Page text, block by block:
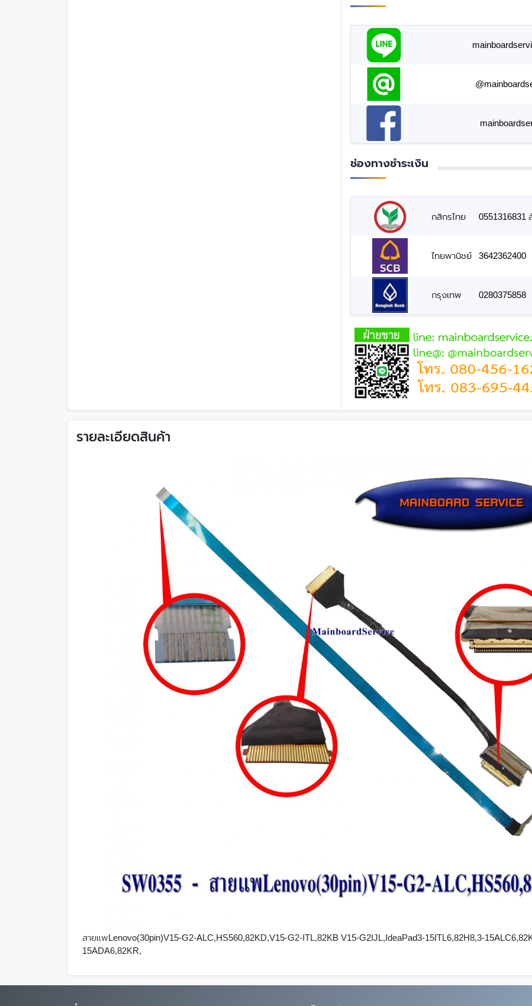
ช่องทางชำระเงิน
กสิกรไทย
ไทยพานิชย์ 3642362400
กรุงเทพ 0280375858
รายละเอียดสินค้า
สายแพLenovo(30pin)V15-G2-ALC,HS560,82KD,V15-G2-ITL,82KB V15-G2IJL,IdeaPad3-15ITL6,82H8,3-
15ADA6,82KR,